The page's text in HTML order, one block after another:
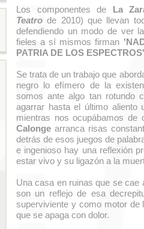
Los componentes de La
Teatro de 2010) que llevan
defendiendo un modo de ver
fieles a sí mismos firman
PATRIA DE LOS ESPECTROS'
Se trata de un trabajo que
negro lo efímero de la
somos ante algo tan rotundo
agarrar hasta el último
mientras nos ocupábamos de
Calonge arranca risas
detrás de esos juegos de
e ingenioso hay una reflexión
estar vivo y su ligazón a la
Una casa en ruinas que se cae
son un reflejo de esa
superviviente y como motor de
que se apaga con dolor.